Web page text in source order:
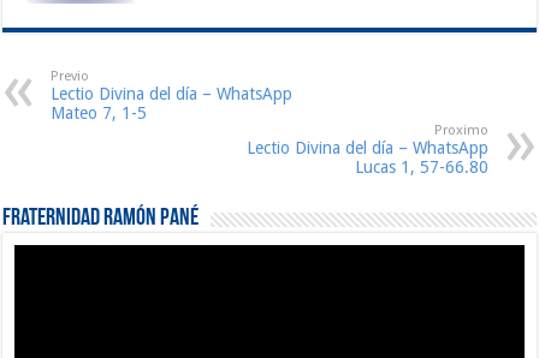
Previo
Lectio Divina del día – WhatsApp
Mateo 7, 1-5
Proximo
Lectio Divina del día – WhatsApp
Lucas 1, 57-66.80
Fraternidad Ramón Pané